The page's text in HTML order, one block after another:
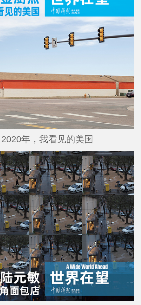
年，我看见的美国